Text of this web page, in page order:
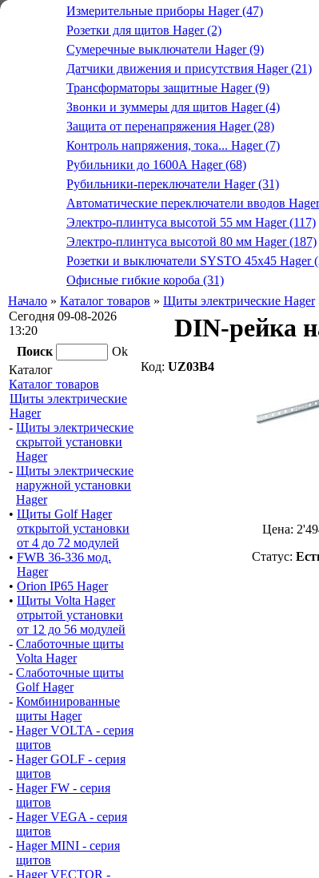
Измерительные приборы Hager (47)
Розетки для щитов Hager (2)
Сумеречные выключатели Hager (9)
Датчики движения и присутствия Hager (21)
Трансформаторы защитные Hager (9)
Звонки и зуммеры для щитов Hager (4)
Защита от перенапряжения Hager (28)
Контроль напряжения, тока... Hager (7)
Рубильники до 1600А Hager (68)
Рубильники-переключатели Hager (31)
Автоматические переключатели вводов
Электро-плинтуса высотой 55 мм Hager (117)
Электро-плинтуса высотой 80 мм Hager (187)
Розетки и выключатели SYSTO 45х45 Hager
Офисные гибкие короба (31)
Начало » Каталог товаров » Щиты электрические Hager
Сегодня 09-08-2026
13:20
Поиск
Ok
Каталог
Каталог товаров
Щиты электрические
Hager
- Щиты электрические
скрытой установки
Hager
- Щиты электрические
наружной установки
Hager
• Щиты Golf Hager
открытой установки
от 4 до 72 модулей
• FWB 36-336 мод.
Hager
• Orion IP65 Hager
• Щиты Volta Hager
отрытой установки
от 12 до 56 модулей
- Слаботочные щиты
Volta Hager
- Слаботочные щиты
Golf Hager
- Комбинированные
щиты Hager
- Hager VOLTA - серия
щитов
- Hager GOLF - серия
щитов
- Hager FW - серия
щитов
- Hager VEGA - серия
щитов
- Hager MINI - серия
щитов
- Hager VECTOR -
DIN-рейка
Код: UZ03B4
Цена:
Статус: